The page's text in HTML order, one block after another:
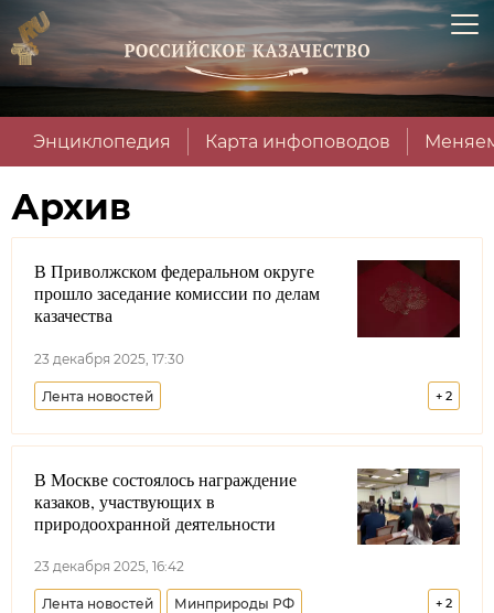
Энциклопедия Карта инфоповодов
Архив
В Приволжском федеральном округе
прошло заседание комиссии по делам
казачества
23 декабря 2025, 17:30
+ 2
Лента новостей
Совет при Президенте РФ по делам казачества
Всероссийское казачье общество
В Москве состоялось награждение
казаков, участвующих в
природоохранной деятельности
23 декабря 2025, 16:42
+ 2
Лента новостей Минприроды РФ